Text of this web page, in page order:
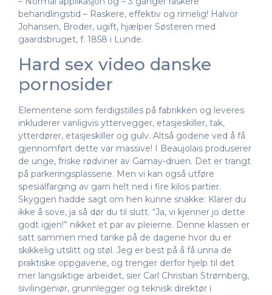
behandlingstid – Raskere, effektiv og rimelig! Halvor
Johansen, Broder, ugift, hjælper Søsteren med
gaardsbruget, f. 1858 i Lunde.
Hard sex video danske
pornosider
Elementene som ferdigstilles på fabrikken og leveres
inkluderer vanligvis yttervegger, etasjeskiller, tak,
ytterdører, etasjeskiller og gulv. Altså godene ved å få
gjennomført dette var massive! I Beaujolais produserer
de unge, friske rødviner av Gamay-druen. Det er trangt
på parkeringsplassene. Men vi kan også utføre
spesialfarging av garn helt ned i fire kilos partier.
Skyggen hadde sagt om hen kunne snakke: Klarer du
ikke å sove, ja så dør du til slutt. “Ja, vi kjenner jo dette
godt igjen!” nikket et par av pleierne. Denne klassen er
satt sammen med tanke på de dagene hvor du er
skikkelig utslitt og støl. Jeg er best på å få unna de
praktiske oppgavene, og trenger derfor hjelp til det
mer langsiktige arbeidet, sier Carl Christian Strømberg,
sivilingeniør, grunnlegger og teknisk direktør i